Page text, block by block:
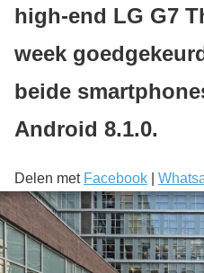
high-end LG G7
week
beide
Android 8.1.0.
Delen met Facebook